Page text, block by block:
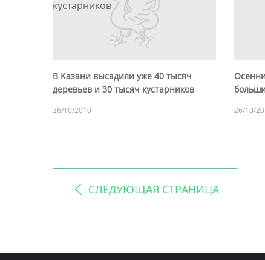
В Казани высадили уже 40 тысяч
деревьев и 30 тысяч кустарников
26/10/2010 26/10/
СЛЕДУЮЩАЯ СТРАНИЦА